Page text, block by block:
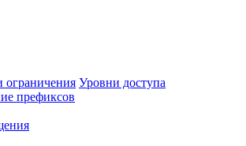
Уровни доступа
префиксов